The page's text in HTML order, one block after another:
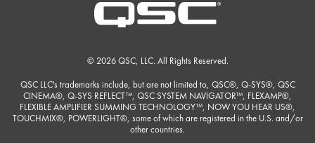
© 2026 QSC, LLC. All Rights Reserved.
QSC LLC's trademarks include, but are not limited to, QSC®, Q-SYS®, QSC
CINEMA®, Q-SYS REFLECT™, QSC SYSTEM NAVIGATOR™, FLEXAMP®,
FLEXIBLE AMPLIFIER SUMMING TECHNOLOGY™, NOW YOU HEAR US®,
TOUCHMIX®, POWERLIGHT®, some of which are registered in the U.S. and/or
other countries.